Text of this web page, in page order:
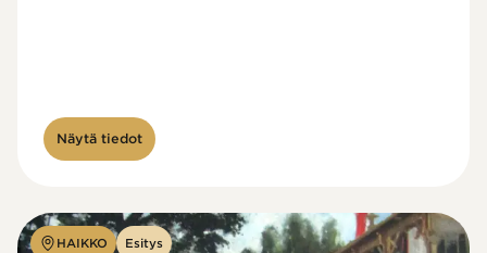
Näytä tiedot
HAIKKO Esitys